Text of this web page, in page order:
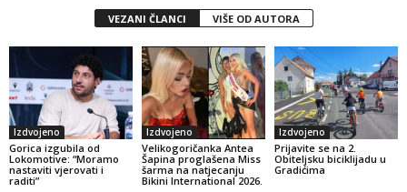
VEZANI ČLANCI VIŠE OD AUTORA
Izdvojeno
Gorica izgubila od
Lokomotive: “Moramo
nastaviti vjerovati i
raditi”
Izdvojeno
Velikogoričanka Antea
Šapina proglašena Miss
šarma na natjecanju
Bikini International 2026.
Izdvojeno
Prijavite se na 2.
Obiteljsku biciklijadu u
Gradićima